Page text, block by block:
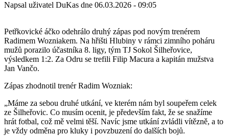
Napsal uživatel DuKas dne 06.03.2026 - 09:05
Petřkovické áčko odehrálo druhý zápas pod novým trenérem
Radimem Wozniakem. Na hřišti Hlubiny v rámci zimního poháru
mužů porazilo účastníka 8. ligy, tým TJ Sokol Šilheřovice,
výsledkem 1:2. Za Odru se trefili Filip Macura a kapitán mužstva
Jan Vančo.
Zápas zhodnotil trenér Radim Wozniak:
„Máme za sebou druhé utkání, ve kterém nám byl soupeřem celek
ze Šilheřovic. Co musím ocenit, je především fakt, že se snažíme
hrát fotbal, což mě velmi těší. Navíc jsme utkání zvládli vítězně, a to
je vždy odměna pro kluky i povzbuzení do dalších bojů.